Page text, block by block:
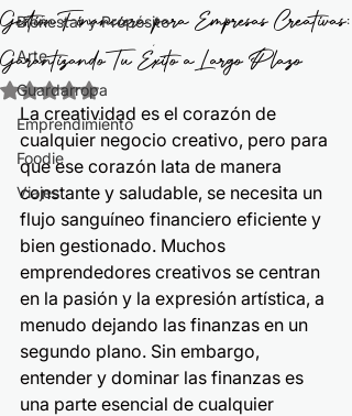
Bienestar y Propósito
Arte
Guardarropa
Emprendimiento
Foodie
Viajes
Gestión Financiera para Empresas Creativas:
Garantizando Tu Éxito a Largo Plazo
Obtuvo NaN de 5 estrellas.
La creatividad es el corazón de
cualquier negocio creativo, pero para
que ese corazón lata de manera
constante y saludable, se necesita un
flujo sanguíneo financiero eficiente y
bien gestionado. Muchos
emprendedores creativos se centran
en la pasión y la expresión artística, a
menudo dejando las finanzas en un
segundo plano. Sin embargo,
entender y dominar las finanzas es
una parte esencial de cualquier